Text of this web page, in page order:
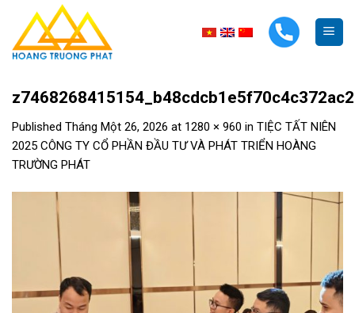
content
Published Tháng Một 26, 2026 at 1280 × 960 in TIỆC TẤT NIÊN
2025 CÔNG TY CỔ PHẦN ĐẦU TƯ VÀ PHÁT TRIỂN HOÀNG
TRƯỜNG PHÁT